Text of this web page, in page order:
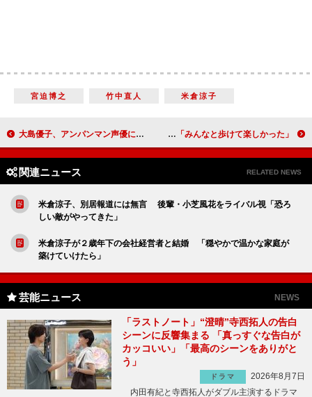
宮迫博之 竹中直人 米倉涼子
大島優子、アンパンマン声優に大喜び 総選挙１位予想は「クリームパンダちゃん」 広瀬すず、初めてのカンヌ映画祭も緊張なし 「みんなと歩けて楽しかった」
関連ニュース RELATED NEWS
米倉涼子、別居報道には無言 後輩・小芝風花をライバル視「恐ろ
しい敵がやってきた」
米倉涼子が２歳年下の会社経営者と結婚 「穏やかで温かな家庭が
築けていけたら」
芸能ニュース NEWS
「ラストノート」“澄晴”寺西拓人の告白
シーンに反響集まる 「真っすぐな告白が
カッコいい」「最高のシーンをありがと
う」
ドラマ
2026年8月7日
内田有紀と寺西拓人がダブル主演するドラマ